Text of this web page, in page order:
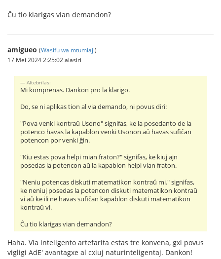
Ĉu tio klarigas vian demandon?
amigueo (Wasifu wa mtumiaji)
17 Mei 2024 2:25:02 alasiri
Altebrilas:
Mi komprenas. Dankon pro la klarigo.
Do, se ni aplikas tion al via demando, ni povus diri:
"Pova venki kontraŭ Usono" signifas, ke la posedanto de la
potenco havas la kapablon venki Usonon aŭ havas sufiĉan
potencon por venki ĝin.
"Kiu estas pova helpi mian fraton?" signifas, ke kiuj ajn
posedas la potencon aŭ la kapablon helpi vian fraton.
"Neniu potencas diskuti matematikon kontraŭ mi." signifas,
ke neniuj posedas la potencon diskuti matematikon kontraŭ
vi aŭ ke ili ne havas sufiĉan kapablon diskuti matematikon
kontraŭ vi.
Ĉu tio klarigas vian demandon?
Haha. Via inteligento artefarita estas tre konvena, gxi povus
vigligi AdE' avantagxe al cxiuj naturinteligentaj. Dankon!